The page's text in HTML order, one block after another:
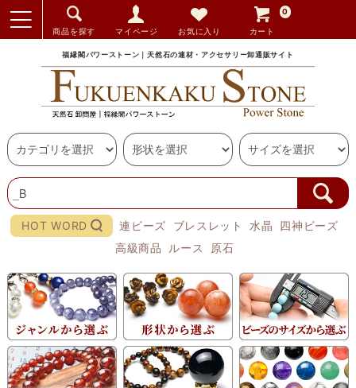
商品を探す マイページ お気に入り カート
0
福縁閣パワーストーン｜天然石の連材・アクセサリー卸通販サイト
HOT WORD 連ビーズ ブレスレット 水晶
四神ビーズ
高級商品
ルース 原石